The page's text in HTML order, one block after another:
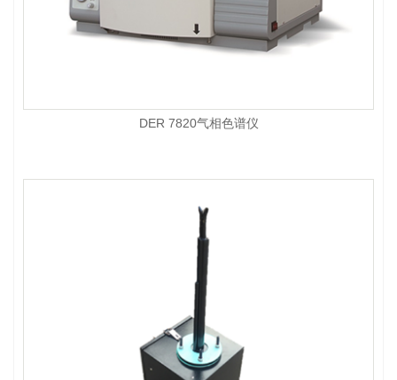
DER 7820气相色谱仪